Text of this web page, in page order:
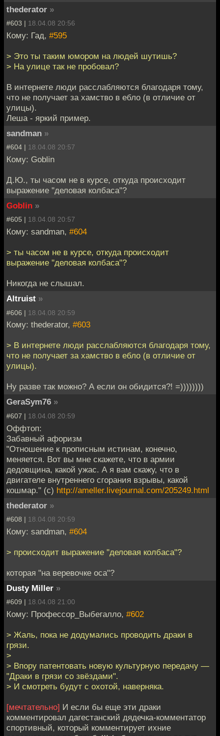
thederator »
#603 | 18.04.08 20:56
Кому: Гад, #595
> Это ты таким юмором на людей шутишь?
> На улице так не пробовал?
В интернете люди расслабляются благодаря тому,
что не получает за хамство в ебло (в отличие от
улицы).
Леша - яркий пример.
sandman »
#604 | 18.04.08 20:57
Кому: Goblin
Д.Ю., ты часом не в курсе, откуда происходит
выражение "деловая колбаса"?
Goblin »
#605 | 18.04.08 20:57
Кому: sandman, #604
> ты часом не в курсе, откуда происходит
выражение "деловая колбаса"?
Никогда не слышал.
Altruist »
#606 | 18.04.08 20:59
Кому: thederator, #603
> В интернете люди расслабляются благодаря тому,
что не получает за хамство в ебло (в отличие от
улицы).
Ну разве так можно? А если он обидится?! =))))))))
GeraSym76 »
#607 | 18.04.08 20:59
Оффтоп:
Забавный афоризм
"Отношение к прописным истинам, конечно,
меняется. Вот вы мне скажете, что в армии
дедовщина, какой ужас. А я вам скажу, что в
двигателе внутреннего сгорания взрывы, какой
кошмар." (c) http://ameller.livejournal.com/205249.html
thederator »
#608 | 18.04.08 20:59
Кому: sandman, #604
> происходит выражение "деловая колбаса"?
которая "на веревочке оса"?
Dusty Miller »
#609 | 18.04.08 21:00
Кому: Профессор_Выбегалло, #602
> Жаль, пока не додумались проводить драки в
грязи.
>
> Впору патентовать новую культурную передачу —
"Драки в грязи со звёздами".
> И смотреть будут с охотой, наверняка.
[мечтательно] И если бы еще эти драки
комментировал дагестанский дядечка-комментатор
спортивный, который комментирует ихние